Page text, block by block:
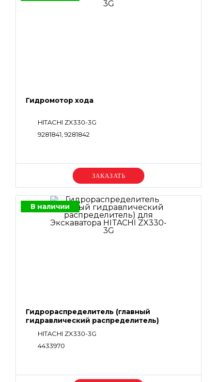
Гидромотор хода
HITACHI ZX330-3G
9281841, 9281842
Уточняйте цену
В наличии
Гидрораспределитель (главный
гидравлический распределитель)
HITACHI ZX330-3G
4433970